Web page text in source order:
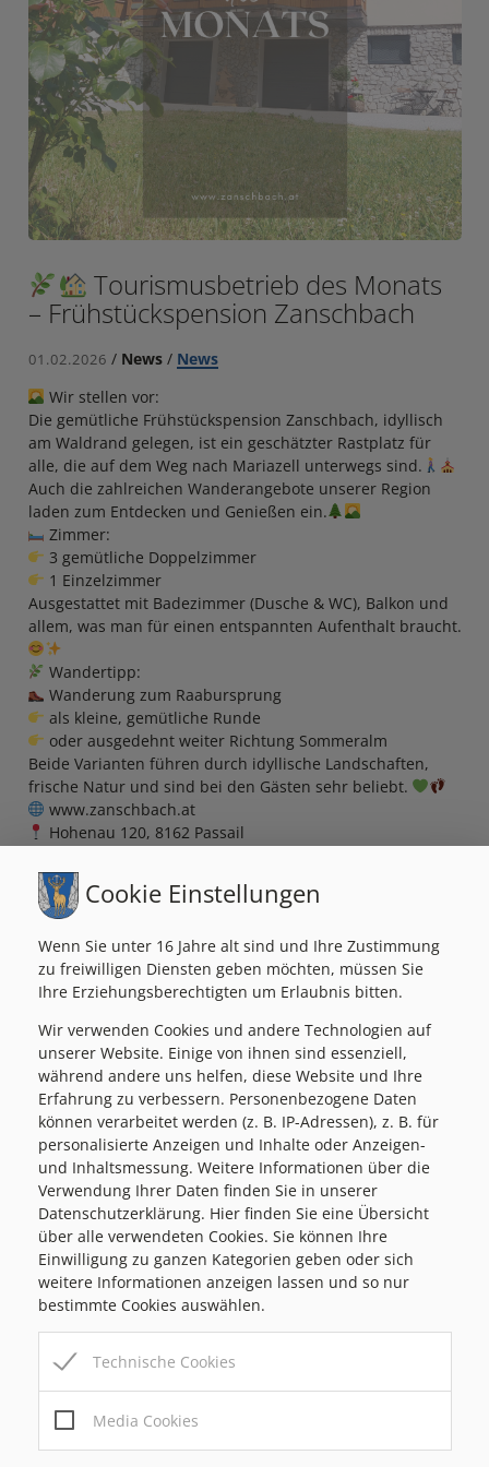
Tourismusbetrieb des Monats
– Frühstückspension Zanschbach
01.02.2026 / News/ News
Wir stellen vor:
Die gemütliche Frühstückspension Zanschbach, idyllisch
am Waldrand gelegen, ist ein geschätzter Rastplatz für
alle, die auf dem Weg nach Mariazell unterwegs sind.
Auch die zahlreichen Wanderangebote unserer Region
laden zum Entdecken und Genießen ein.
Zimmer:
3 gemütliche Doppelzimmer
1 Einzelzimmer
Ausgestattet mit Badezimmer (Dusche & WC), Balkon und
allem, was man für einen entspannten Aufenthalt braucht.
Wandertipp:
Wanderung zum Raabursprung
als kleine, gemütliche Runde
oder ausgedehnt weiter Richtung Sommeralm
Beide Varianten führen durch idyllische Landschaften,
frische Natur und sind bei den Gästen sehr beliebt.
www.zanschbach.at
Hohenau 120, 8162 Passail
Ein tolles Platzerl zum Wohlfühlen, Abschalten &
Krafttanken – mitten im Grünen, umgeben von Natur,
Ruhe & Herzlichkeit!
Marktgemeinde Passail
Markt 1, 8162 Passail
Tel:+43 3179 / 23 300
Mail:marktgemeinde@passail.at
Gemeindekennziffer: 6 17 63 , UID: ATU69185936
Bauamt/Parteienverkehr
MI
08:00-12:00
DO
08:00-12:00 / 14:00-18:00
FR
08:00-12:00
Cookie Einstellungen
Wenn Sie unter 16 Jahre alt sind und Ihre Zustimmung
zu freiwilligen Diensten geben möchten, müssen Sie
Ihre Erziehungsberechtigten um Erlaubnis bitten.
Wir verwenden Cookies und andere Technologien auf
unserer Website. Einige von ihnen sind essenziell,
während andere uns helfen, diese Website und Ihre
Erfahrung zu verbessern. Personenbezogene Daten
können verarbeitet werden (z. B. IP-Adressen), z. B. für
personalisierte Anzeigen und Inhalte oder Anzeigen-
und Inhaltsmessung. Weitere Informationen über die
Verwendung Ihrer Daten finden Sie in unserer
Datenschutzerklärung. Hier finden Sie eine Übersicht
über alle verwendeten Cookies. Sie können Ihre
Einwilligung zu ganzen Kategorien geben oder sich
weitere Informationen anzeigen lassen und so nur
bestimmte Cookies auswählen.
Technische Cookies
Media Cookies